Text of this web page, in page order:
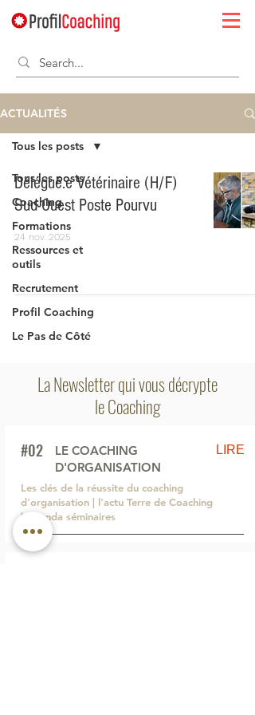
ACTUALITÉS
Tous les posts
Coaching
Formations
Ressources et
outils
Recrutement
Profil Coaching
Le Pas de Côté
Tous les posts
Délégué.e Vétérinaire (H/F)
Sud-Ouest Poste Pourvu
24 nov. 2025
La Newsletter qui vous décrypte
le Coaching
#02
LE COACHING
D'ORGANISATION
LIRE
Les clés de la réussite du coaching
d'organisation | l'actu Terre de Coaching
| Agenda séminaires